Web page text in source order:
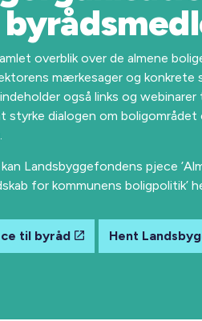
overblik over de almene
mærkesager og konkrete
også links og
styrke dialogen om
Landsbyggefondens pjece
for kommunens boligpolitik’
til byråd Hent